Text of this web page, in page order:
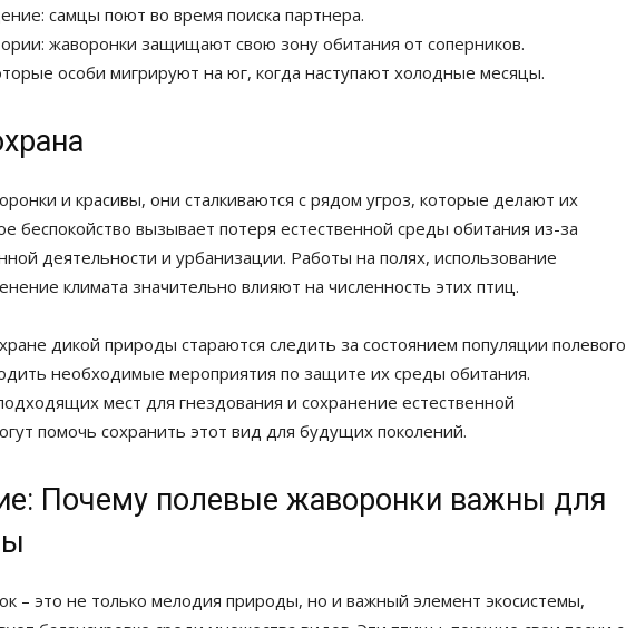
самцы поют во время поиска партнера.
жаворонки защищают свою зону обитания от соперников.
особи мигрируют на юг, когда наступают холодные месяцы.
и красивы, они сталкиваются с рядом угроз, которые делают их
беспокойство вызывает потеря естественной среды обитания из-за
деятельности и урбанизации. Работы на полях, использование
климата значительно влияют на численность этих птиц.
дикой природы стараются следить за состоянием популяции полевого
необходимые мероприятия по защите их среды обитания.
мест для гнездования и сохранение естественной
помочь сохранить этот вид для будущих поколений.
Почему полевые жаворонки важны для
– это не только мелодия природы, но и важный элемент экосистемы,